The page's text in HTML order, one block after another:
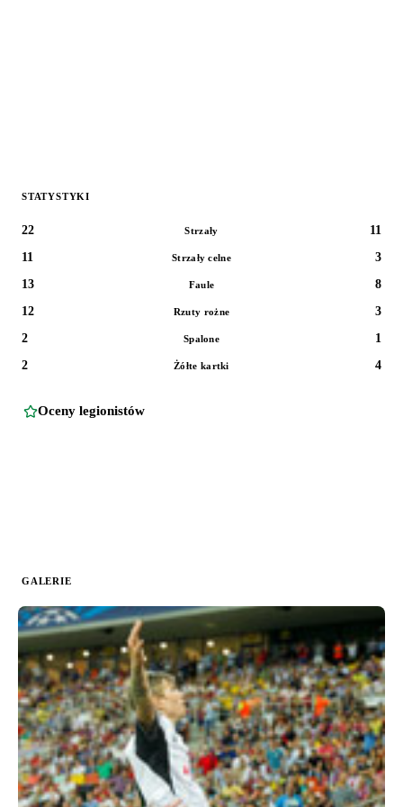
STATYSTYKI
22 Strzały
11
11
Strzały celne
3
13
Faule
8
12
Rzuty rożne
3
2
Spalone
1
2
Żółte kartki 4
Oceny legionistów
GALERIE